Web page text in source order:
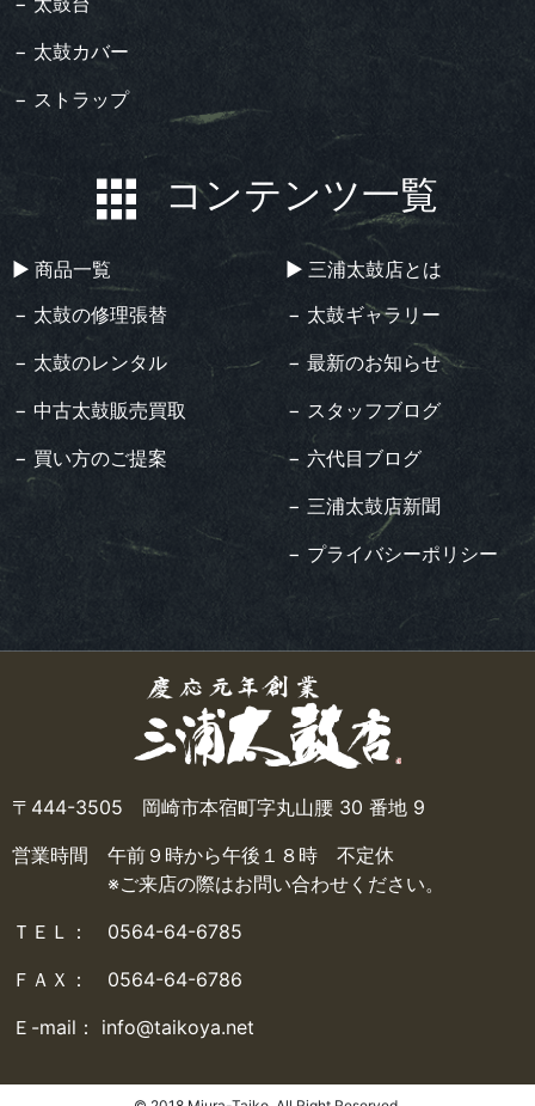
− 太鼓カバー
− ストラップ
コンテンツ一覧
▶︎ 商品一覧
− 太鼓の修理張替
− 太鼓のレンタル
− 中古太鼓販売買取
− 買い方のご提案
▶︎ 三浦太鼓店とは
− 太鼓ギャラリー
− 最新のお知らせ
− スタッフブログ
− 六代目ブログ
− 三浦太鼓店新聞
− プライバシーポリシー
〒444-3505 岡崎市本宿町字丸山腰 30 番地 9
営業時間 午前９時から午後１８時 不定休
※ご来店の際はお問い合わせください。
ＴＥＬ： 0564-64-6785
ＦＡＸ： 0564-64-6786
Ｅ-mail： info@taikoya.net